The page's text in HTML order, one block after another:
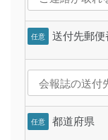
任意 送付先郵便
任意 都道府県